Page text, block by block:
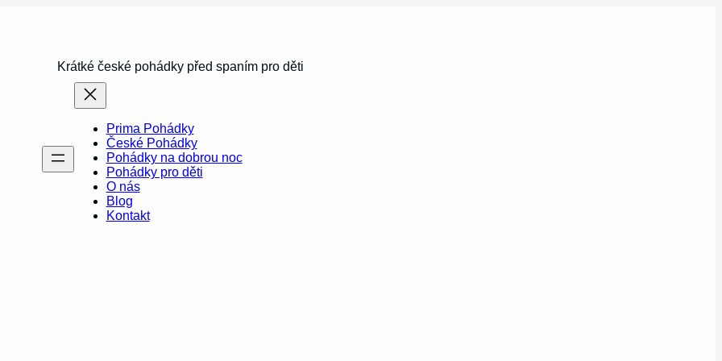
Krátké české pohádky před spaním pro děti
Prima Pohádky
České Pohádky
Pohádky na dobrou noc
Pohádky pro děti
O nás
Blog
Kontakt